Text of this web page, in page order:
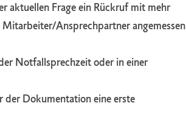
aktuellen Frage ein Rückruf mit mehr
Ansprechpartner angemessen
Notfallsprechzeit oder in einer
der Dokumentation eine erste